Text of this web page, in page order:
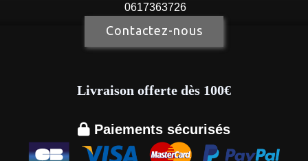
0617363726
Contactez-nous
Livraison offerte dès 100€
 Paiements sécurisés